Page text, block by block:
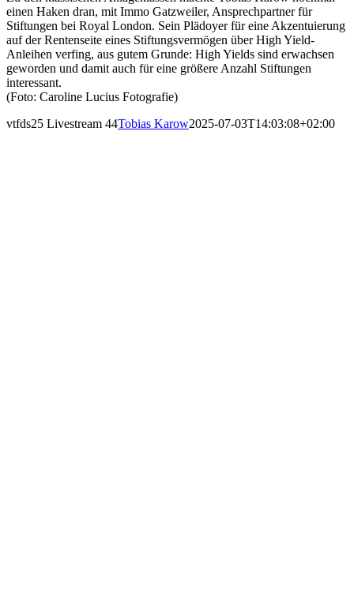
einen Haken dran, mit Immo Gatzweiler, Ansprechpartner für
Stiftungen bei Royal London. Sein Plädoyer für eine Akzentuierung
auf der Rentenseite eines Stiftungsvermögen über High Yield-
Anleihen verfing, aus gutem Grunde: High Yields sind erwachsen
geworden und damit auch für eine größere Anzahl Stiftungen
interessant.
(Foto: Caroline Lucius Fotografie)
vtfds25 Livestream 44Tobias Karow2025-07-03T14:03:08+02:00